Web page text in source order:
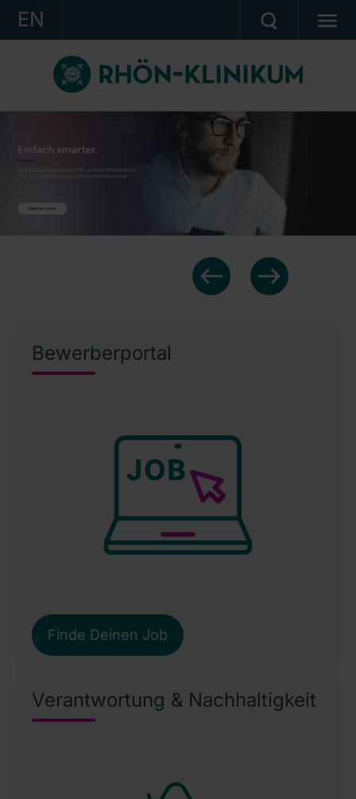
EN
KONZERN
KLINIKEN
INVESTOR RELATIONS
Bewerberportal
Finde Deinen Job
Verantwortung & Nachhaltigkeit